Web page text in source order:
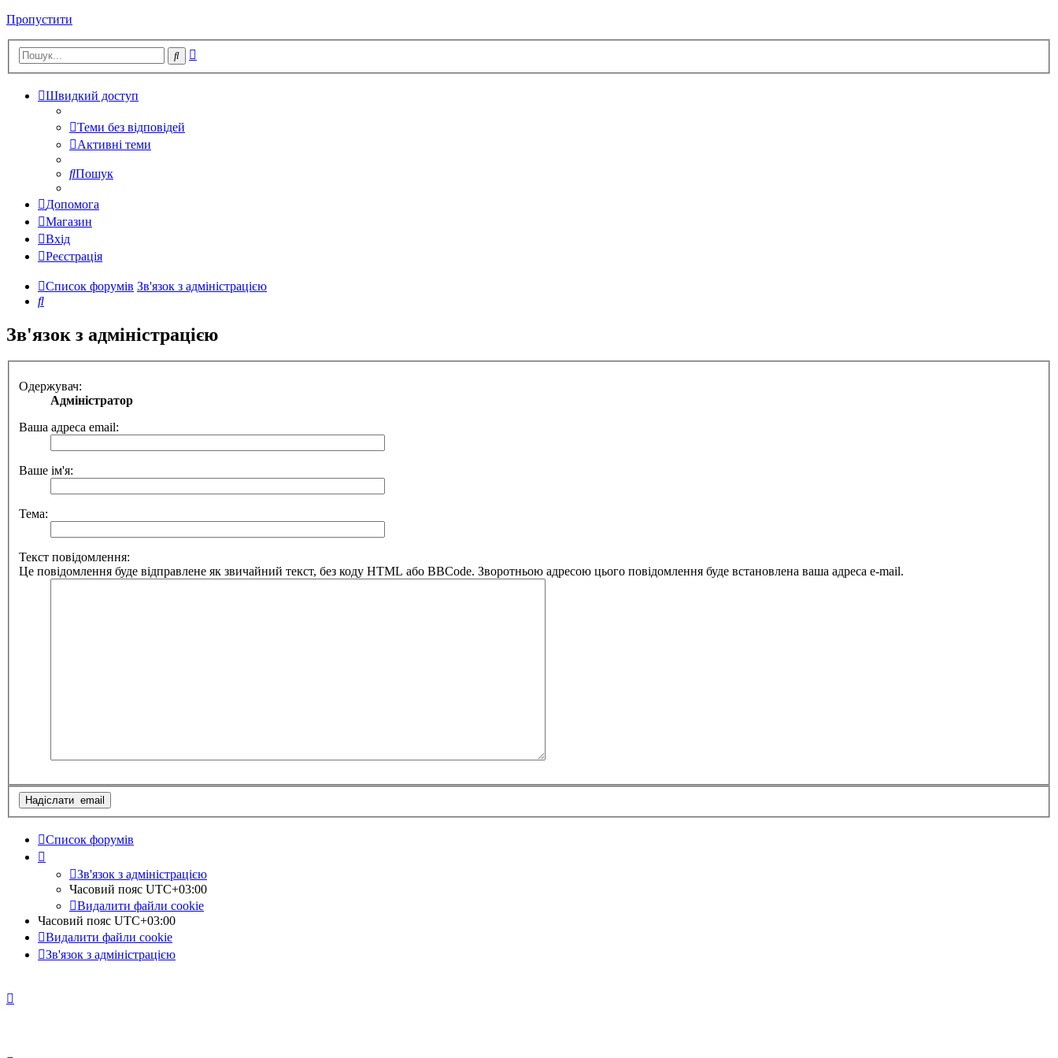
Пропустити
Пошук
Швидкий доступ
Теми без відповідей
Активні теми
Пошук
Допомога
Магазин
Вхід
Реєстрація
Список форумів Зв'язок з адміністрацією
Пошук
Зв'язок з адміністрацією
Одержувач:
Адміністратор
Ваша адреса email:
Ваше ім'я:
Тема:
Текст повідомлення:
Це повідомлення буде відправлене як звичайний текст, без коду HTML або BBCode. Зворотньою адресою цього повідомлення буде встановлена ваша адреса e-mail.
Список форумів
Зв'язок з адміністрацією
Часовий пояс UTC+03:00
Видалити файли cookie
Часовий пояс UTC+03:00
Видалити файли cookie
Зв'язок з адміністрацією